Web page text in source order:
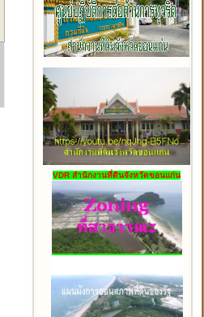
VDR สำนักงานที่ดินจังหวัดขอนแก่น